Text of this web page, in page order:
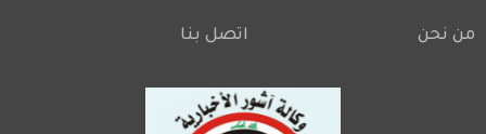
Footer
من نحن اتصل بنا